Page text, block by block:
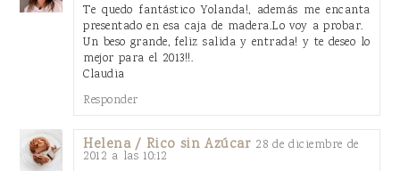
Te quedo fantástico Yolanda!, además me encanta
presentado en esa caja de madera.Lo voy a probar.
Un beso grande, feliz salida y entrada! y te deseo lo
mejor para el 2013!!.
Claudia
Responder
Helena / Rico sin Azúcar 28 de diciembre de
2012 a las 10:12